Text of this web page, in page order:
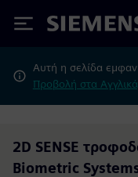
Siemens
Αυτή η σελίδα
Προβολή στα
2D SENSE
Biometric